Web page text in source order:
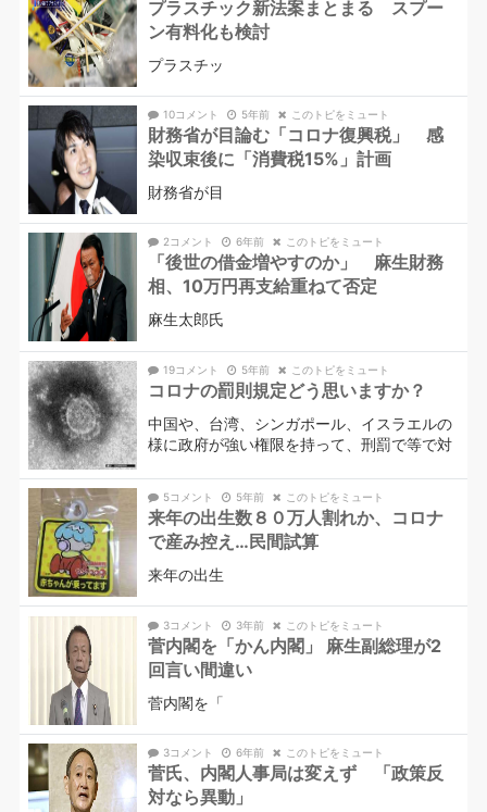
プラスチック新法案まとまる スプー
ン有料化も検討
プラスチッ
10コメント 5年前 このトピをミュート
財務省が目論む「コロナ復興税」 感
染収束後に「消費税15%」計画
財務省が目
2コメント 6年前 このトピをミュート
「後世の借金増やすのか」 麻生財務
相、10万円再支給重ねて否定
麻生太郎氏
19コメント 5年前 このトピをミュート
コロナの罰則規定どう思いますか？
中国や、台湾、シンガポール、イスラエルの
様に政府が強い権限を持って、刑罰で等で対
5コメント 5年前 このトピをミュート
来年の出生数８０万人割れか、コロナ
で産み控え…民間試算
来年の出生
3コメント 3年前 このトピをミュート
菅内閣を「かん内閣」 麻生副総理が2
回言い間違い
菅内閣を「
3コメント 6年前 このトピをミュート
菅氏、内閣人事局は変えず 「政策反
対なら異動」